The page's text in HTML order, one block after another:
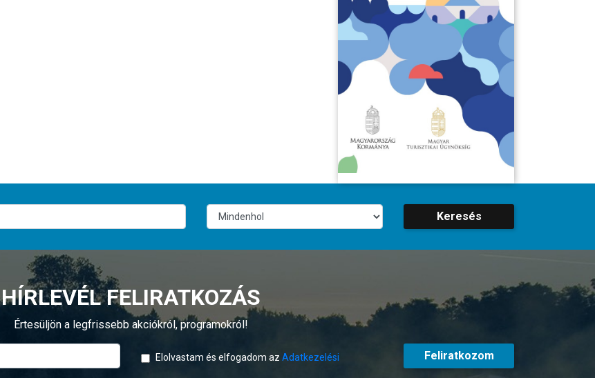
Keresés
HÍRLEVÉL FELIRATKOZÁS
Értesüljön a legfrissebb akciókról, programokról!
Elolvastam és elfogadom az Adatkezelési Feliratkozom